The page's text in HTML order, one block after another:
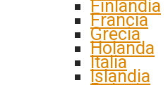
Finlandia
Francia
Grecia
Holanda
Italia
Islandia